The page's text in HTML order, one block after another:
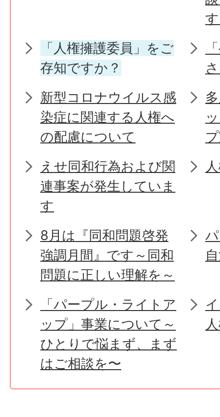
「人権擁護委員」をご
存知ですか？
新型コロナウイルス感
染症に関連する人権へ
の配慮について
えせ同和行為および関
連事案が発生していま
す
8月は『同和問題啓発
強調月間』です～同和
問題に正しい理解を～
「パープル・ライトア
ップ」事業について～
ひとりで悩まず、まず
はご相談を〜